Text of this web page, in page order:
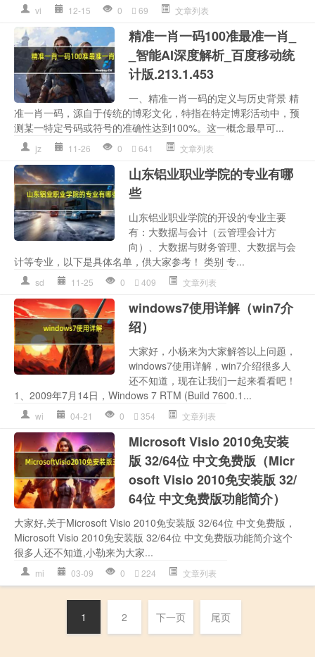
vi 12-15 0 69 文章列表
精准一肖一码100准最准一肖_
_智能AI深度解析_百度移动统
计版.213.1.453
一、精准一肖一码的定义与历史背景 精
准一肖一码，源自于传统的博彩文化，特指在特定博彩活动中，预
测某一特定号码或符号的准确性达到100%。这一概念最早可...
jz 11-26 0 641 文章列表
山东铝业职业学院的专业有哪
些
山东铝业职业学院的开设的专业主要
有：大数据与会计（云管理会计方
向）、大数据与财务管理、大数据与会
计等专业，以下是具体名单，供大家参考！ 类别 专...
sd 11-25 0 409 文章列表
windows7使用详解（win7介
绍）
大家好，小杨来为大家解答以上问题，
windows7使用详解，win7介绍很多人
还不知道，现在让我们一起来看看吧！
1、2009年7月14日，Windows 7 RTM (Build 7600.1...
wi 04-21 0 354 文章列表
Microsoft Visio 2010免安装
版 32/64位 中文免费版（Micr
osoft Visio 2010免安装版 32/
64位 中文免费版功能简介）
大家好,关于Microsoft Visio 2010免安装版 32/64位 中文免费版，
Microsoft Visio 2010免安装版 32/64位 中文免费版功能简介这个
很多人还不知道,小勒来为大家...
mi 03-09 0 224 文章列表
1 2 下一页 尾页